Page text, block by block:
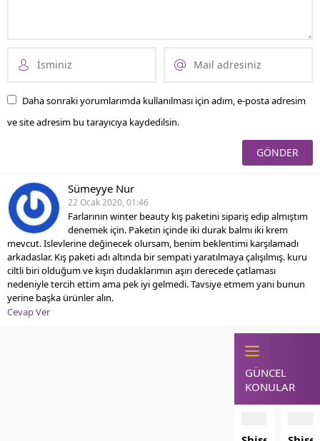
Daha sonraki yorumlarımda kullanılması için adım, e-posta adresim
ve site adresim bu tarayıcıya kaydedilsin.
Sümeyye Nur
22 Ocak 2020, 01:46
Farlarının winter beauty kış paketini sipariş edip almıştım
denemek için. Paketin içinde iki durak balmı iki krem
mevcut. Islevlerine değinecek olursam, benim beklentimi karşılamadı
arkadaslar. Kış paketi adı altında bir sempati yaratılmaya çalışılmış. kuru
ciltli biri olduğum ve kışın dudaklarımın aşırı derecede çatlaması
nedeniyle tercih ettim ama pek iyi gelmedi. Tavsiye etmem yani bunun
yerine başka ürünler alın.
Cevap Ver
GÜNCEL
KONULAR